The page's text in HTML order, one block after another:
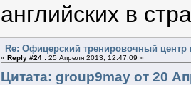
английских в
Re: Офицерский тренировочный центр
« Reply #24 :25 Апреля 2013, 12:47:09 »
Цитата: group9may от 20